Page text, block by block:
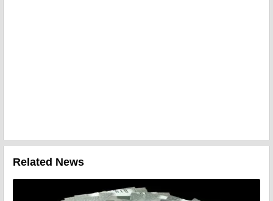
Related News